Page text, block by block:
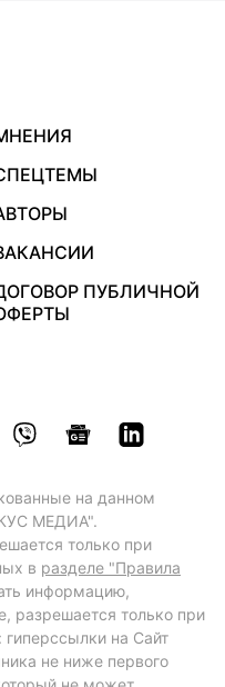
ПУБЛИЧНОЙ
на данном
МЕДИА".
только при
в разделе "Правила
информацию,
разрешается только при
на Сайт
не ниже первого